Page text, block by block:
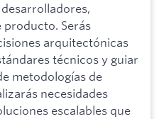
producto. Serás
arquitectónicas
técnicos y guiar
metodologías de
necesidades
escalables que